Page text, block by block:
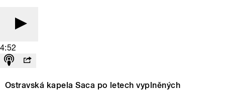
4:52
Ostravská kapela Saca po letech vyplněných